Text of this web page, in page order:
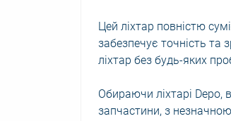
Цей ліхтар повністю
забезпечує точність та
ліхтар без будь-яких
Обираючи ліхтарі Depo,
запчастини, з